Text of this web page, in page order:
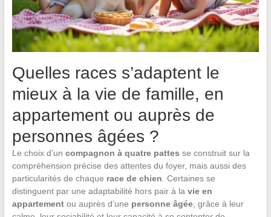
Quelles races s’adaptent le
mieux à la vie de famille, en
appartement ou auprès de
personnes âgées ?
Le choix d’un compagnon à quatre pattes se construit sur la
compréhension précise des attentes du foyer, mais aussi des
particularités de chaque race de chien . Certaines se
distinguent par une adaptabilité hors pair à la vie en
appartementou auprès d’une personne âgée, grâce à leur